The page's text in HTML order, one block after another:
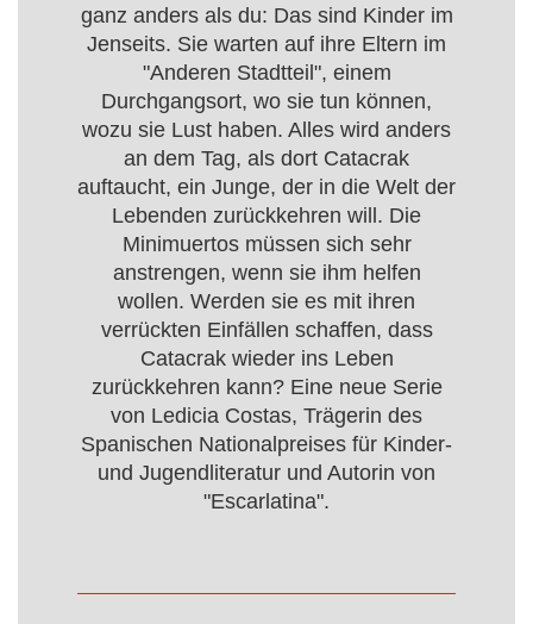
ganz anders als du: Das sind Kinder im
Jenseits. Sie warten auf ihre Eltern im
"Anderen Stadtteil", einem
Durchgangsort, wo sie tun können,
wozu sie Lust haben. Alles wird anders
an dem Tag, als dort Catacrak
auftaucht, ein Junge, der in die Welt der
Lebenden zurückkehren will. Die
Minimuertos müssen sich sehr
anstrengen, wenn sie ihm helfen
wollen. Werden sie es mit ihren
verrückten Einfällen schaffen, dass
Catacrak wieder ins Leben
zurückkehren kann? Eine neue Serie
von Ledicia Costas, Trägerin des
Spanischen Nationalpreises für Kinder-
und Jugendliteratur und Autorin von
"Escarlatina".